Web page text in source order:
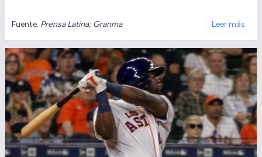
Fuente: Prensa Latina; Granma Leer más